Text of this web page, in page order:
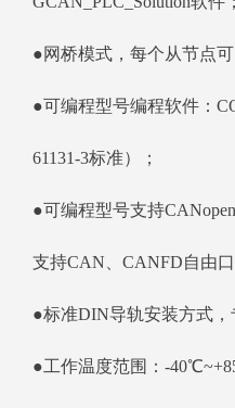
●网桥模式，每个从节点可
●可编程型号编程软件：
61131-3标准）；
●可编程型号支持
支持CAN、CANFD自由口
●标准DIN导轨安装方式，
●工作温度范围：-